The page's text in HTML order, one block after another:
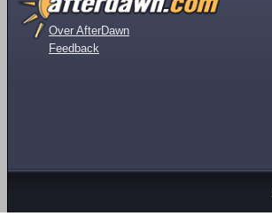
Over AfterDawn
Feedback